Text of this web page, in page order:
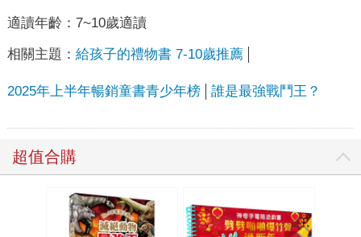
適讀年齡： 7~10歲適讀
相關主題： 給孩子的禮物書 7-10歲推薦
2025年上半年暢銷童書青少年榜 誰是最強戰鬥王？
超值合購